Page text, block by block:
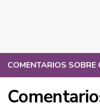
COMENTARIOS SOBRE